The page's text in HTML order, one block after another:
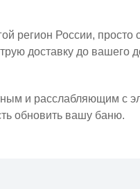
регион России, просто
доставку до вашего
и расслабляющим с
обновить вашу баню.